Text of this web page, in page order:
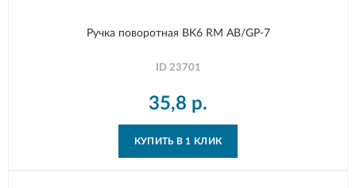
Ручка поворотная BK6 RM AB/GP-7
ID 23701
35,8 р.
КУПИТЬ В 1 КЛИК